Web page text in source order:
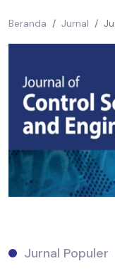
Beranda Jurnal
Jurnal Populer